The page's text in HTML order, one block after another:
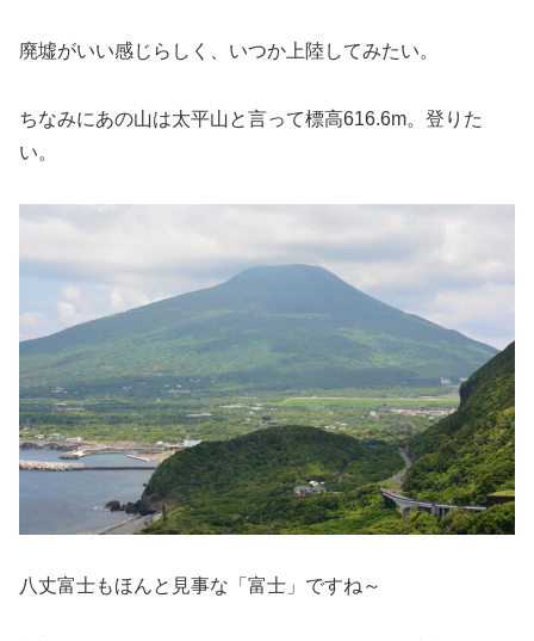
廃墟がいい感じらしく、いつか上陸してみたい。
ちなみにあの山は太平山と言って標高616.6m。登りた
い。
八丈富士もほんと見事な「富士」ですね～